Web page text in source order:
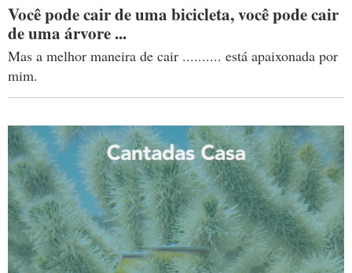
Você pode cair de uma bicicleta, você pode cair
de uma árvore ...
Mas a melhor maneira de cair .......... está apaixonada por
mim.